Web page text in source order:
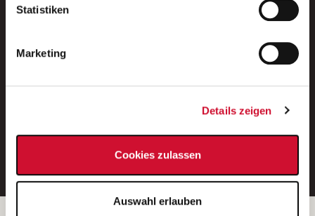
unsererDatenschutzerklärung
Statistiken
Marketing
Details zeigen
Cookies zulassen
Auswahl erlauben
E-Mail-Adresse eintragen